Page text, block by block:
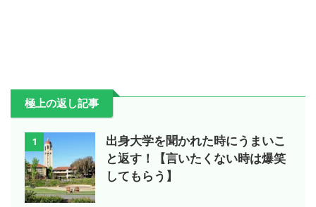
極上の返し記事
1
出身大学を聞かれた時にうまいこ
と返す！【言いたくない時は爆笑
してもらう】